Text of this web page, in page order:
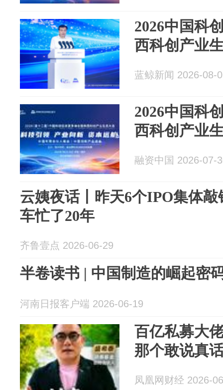
2026中国科
西科创产业
蓝鲸新闻 2026-08-
2026中国科
西科创产业
融资中国 2026-07-
云姨夜话丨昨天6个IPO集体
车忙了20年
齐鲁壹点 2026-06-29
半卷读书 | 中国制造的崛起密
河南日报客户端 2026-06-19
百亿私募大
那个敢说真
凤凰网财经 2026-